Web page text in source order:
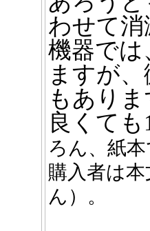
わせて
機器では
ますが
もあり
良くて
ろん、紙
購入者は
ん）。